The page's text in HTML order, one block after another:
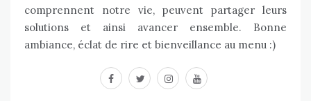
comprennent notre vie, peuvent partager leurs
solutions et ainsi avancer ensemble. Bonne
ambiance, éclat de rire et bienveillance au menu :)
facebooktwitterinstagram
youtube